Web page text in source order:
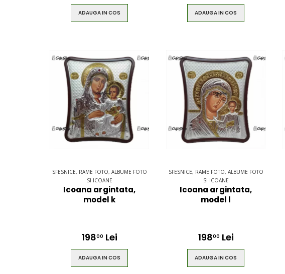
ADAUGA IN COS ADAUGA IN COS
SFESNICE, RAME FOTO, ALBUME FOTO
SI ICOANE
Icoana argintata,
model k
19800 Lei
ADAUGA IN COS
SFESNICE, RAME FOTO, ALBUME FOTO
SI ICOANE
Icoana argintata,
model l
19800 Lei
ADAUGA IN COS
Ultimate 3D
$49.00
Blue Backpack
$49.00